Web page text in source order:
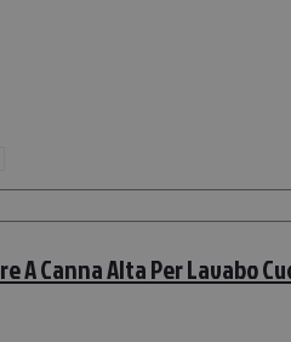
A Canna Alta Per Lavabo